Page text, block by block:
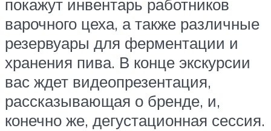
покажут инвентарь работников
варочного цеха, а также различные
резервуары для ферментации и
хранения пива. В конце экскурсии
вас ждет видеопрезентация,
рассказывающая о бренде, и,
конечно же, дегустационная сессия.